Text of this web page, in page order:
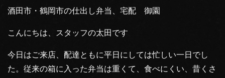
酒田市・鶴岡市の仕出し弁当、宅配 御園
こんにちは、スタッフの太田です
今日はご来店、配達ともに平日にしては忙しい一日でし
た。従来の箱に入った弁当は重くて、食べにくい、昔くさ